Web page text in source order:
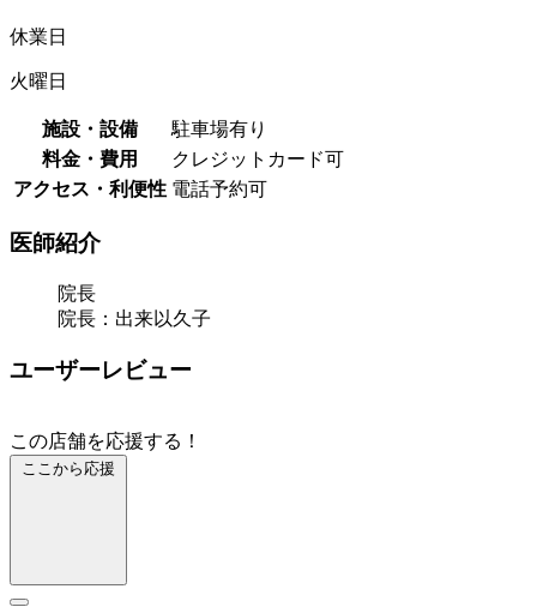
休業日
火曜日
施設・設備
駐車場有り
料金・費用
クレジットカード可
アクセス・利便性 電話予約可
医師紹介
院長
院長：出来以久子
ユーザーレビュー
この店舗を応援する！
ここから応援